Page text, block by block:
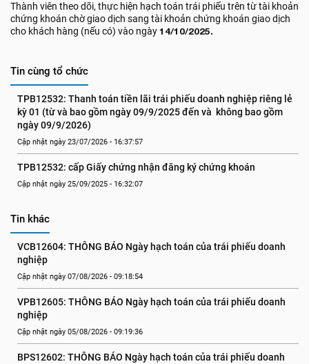
Thành viên theo dõi, thực hiện hạch toán trái phiếu trên từ tài khoản
chứng khoán chờ giao dịch sang tài khoản chứng khoán giao dịch
cho khách hàng (nếu có) vào ngày14/10/2025.
Tin cùng tổ chức
TPB12532: Thanh toán tiền lãi trái phiếu doanh nghiệp riêng lẻ
kỳ 01 (từ và bao gồm ngày 09/9/2025 đến và  không bao gồm
ngày 09/9/2026)
Cập nhật ngày 23/07/2026 - 16:37:57
TPB12532: cấp Giấy chứng nhận đăng ký chứng khoán
Cập nhật ngày 25/09/2025 - 16:32:07
Tin khác
VCB12604: THÔNG BÁO Ngày hạch toán của trái phiếu doanh
nghiệp
Cập nhật ngày 07/08/2026 - 09:18:54
VPB12605: THÔNG BÁO Ngày hạch toán của trái phiếu doanh
nghiệp
Cập nhật ngày 05/08/2026 - 09:19:36
BPS12602: THÔNG BÁO Ngày hạch toán của trái phiếu doanh